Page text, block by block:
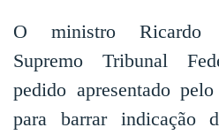
O ministro Ricardo
Supremo Tribunal
pedido apresentado
para barrar indicação